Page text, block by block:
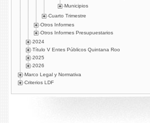
Municipios
Cuarto Trimestre
Otros Informes
Otros Informes Presupuestarios
2024
Título V Entes Públicos Quintana Roo
2025
2026
Marco Legal y Normativa
Criterios LDF